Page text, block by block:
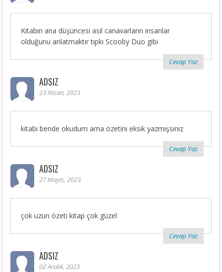
Kitabın ana düşüncesi asıl canavarların insanlar
olduğunu anlatmaktır tıpkı Scooby Duo gibi
Cevap Yaz
ADSIZ
23 Nisan, 2023
kitabı bende okudum ama özetini eksik yazmışsınız
Cevap Yaz
ADSIZ
27 Mayıs, 2023
çok uzun özeti kitap çok güzel
Cevap Yaz
ADSIZ
02 Aralık, 2023